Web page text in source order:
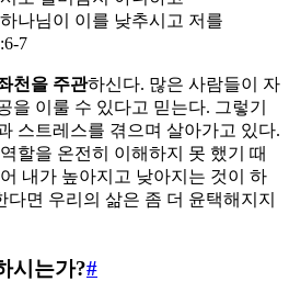
나님이 이를 낮추시고 저를
7
천을 주관하신다. 많은 사람들이 자
을 이룰 수 있다고 믿는다. 그렇기
스트레스를 겪으며 살아가고 있다.
할을 온전히 이해하지 못 했기 때
내가 높아지고 낮아지는 것이 하
면 우리의 삶은 좀 더 윤택해지지
시는가?#